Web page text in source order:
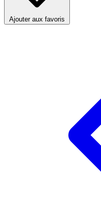
Ajouter aux favoris